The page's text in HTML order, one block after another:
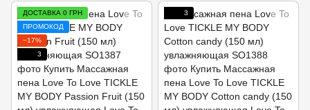
ДОСТАВКА 0 ГРН
ПРОМОКОД
−17%
3
3